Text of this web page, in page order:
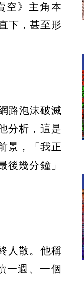
空》主角本
下，甚至形
路泡沫破滅
分析，這是
景，「我正
幾分鐘」
人散。他稱
一週、一個